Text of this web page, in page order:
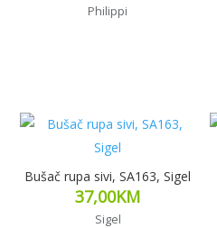
Philippi
Bušač rupa sivi, SA163, Sigel
37,00KM
Sigel